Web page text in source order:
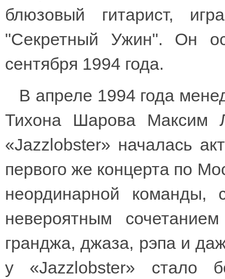
блюзовый гитарист,
"Секретный Ужин". Он
сентября 1994 года.
В апреле 1994 года
Тихона Шарова Максим
«Jazzlobster» началась
первого же концерта по
неординарной
невероятным
гранджа, джаза, рэпа и
у «Jazzlobster» стало